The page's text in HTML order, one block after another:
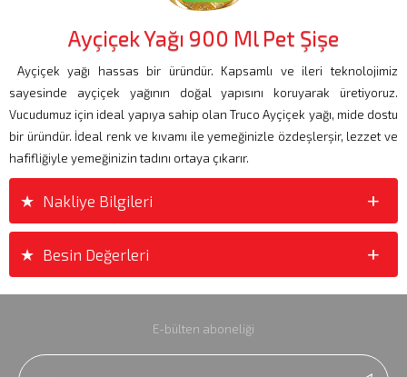
Ayçiçek Yağı 900 Ml Pet Şişe
Ayçiçek yağı hassas bir üründür. Kapsamlı ve ileri teknolojimiz
sayesinde ayçiçek yağının doğal yapısını koruyarak üretiyoruz.
Vucudumuz için ideal yapıya sahip olan Truco Ayçiçek yağı, mide dostu
bir üründür. İdeal renk ve kıvamı ile yemeğinizle özdeşlerşir, lezzet ve
hafifliğiyle yemeğinizin tadını ortaya çıkarır.
Nakliye Bilgileri +
+
Besin Değerleri +
+
E-bülten aboneliği